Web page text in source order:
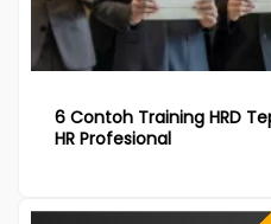
6 Contoh Training HRD
HR Profesional